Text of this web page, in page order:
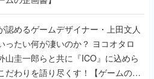
認めるゲームデザイナー・上田文人
ったい何が凄いのか？ ヨコオタロ
山圭一郎らと共に『ICO』に込めら
だわりを語り尽くす！【ゲームの企